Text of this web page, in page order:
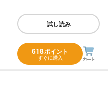
試し読み
618ポイント
すぐに購入